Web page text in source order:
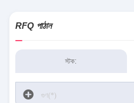
RFQ পাঠান
স্টক: